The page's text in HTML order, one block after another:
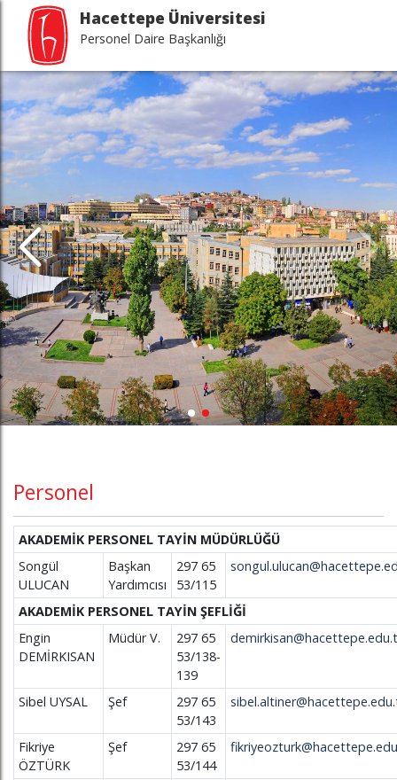
Hacettepe Üniversitesi
Personel Daire Başkanlığı
Personel
AKADEMİK PERSONEL TAYİN MÜDÜRLÜĞÜ
Songül
ULUCAN
Başkan
Yardımcısı
297 65
53/115
AKADEMİK PERSONEL TAYİN ŞEFLİĞİ
Engin
DEMİRKISAN
Müdür V.
297 65
53/138-
139
Sibel UYSAL Şef
297 65
53/143
Fikriye
ÖZTÜRK
Şef
297 65
53/144